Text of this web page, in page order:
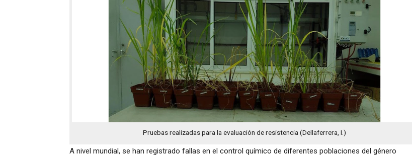
Pruebas realizadas para la evaluación de resistencia (Dellaferrera, I.)
A nivel mundial, se han registrado fallas en el control químico de diferentes poblaciones del género